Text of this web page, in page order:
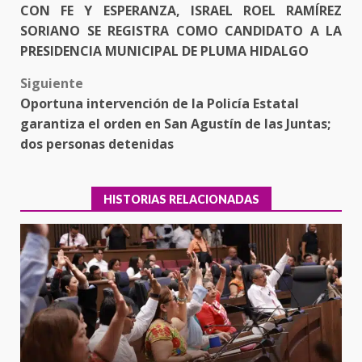
navigation
CON FE Y ESPERANZA, ISRAEL ROEL RAMÍREZ
SORIANO SE REGISTRA COMO CANDIDATO A LA
PRESIDENCIA MUNICIPAL DE PLUMA HIDALGO
Siguiente
Oportuna intervención de la Policía Estatal
garantiza el orden en San Agustín de las Juntas;
dos personas detenidas
HISTORIAS RELACIONADAS